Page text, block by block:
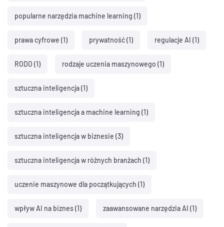
popularne narzędzia machine learning (1)
prawa cyfrowe (1) prywatność(1) regulacje AI (1)
RODO (1) rodzaje uczenia maszynowego (1)
sztuczna inteligencja(1)
sztuczna inteligencja a machine learning (1)
sztuczna inteligencja w biznesie (3)
sztuczna inteligencja w różnych branżach (1)
uczenie maszynowe dla początkujących (1)
wpływ AI na biznes(1) zaawansowane narzędzia AI (1)